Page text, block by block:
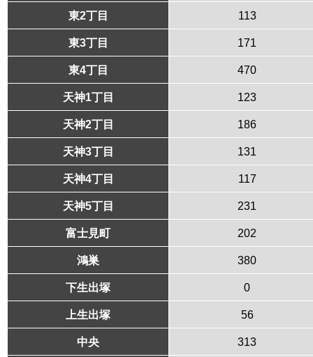
東2丁目 113
東3丁目 171
東4丁目 470
天神1丁目 123
天神2丁目 186
天神3丁目 131
天神4丁目 117
天神5丁目 231
富士見町 202
鴻巣 380
下生出塚 0
上生出塚 56
中央 313